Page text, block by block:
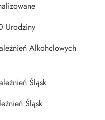
Urodziny
Alkoholowych
Śląsk
Śląsk